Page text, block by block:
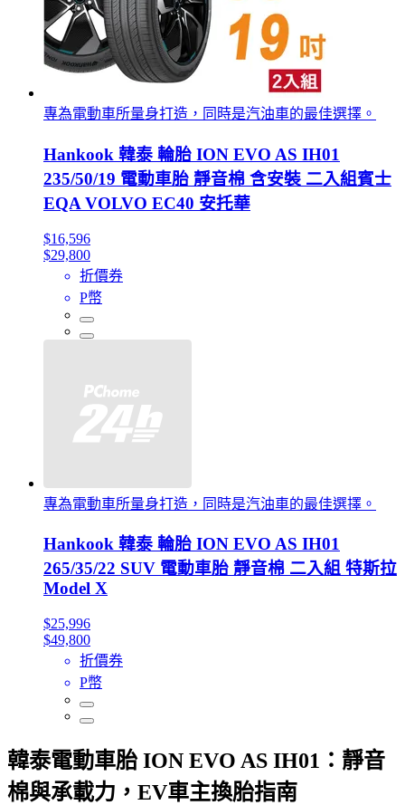
專為電動車所量身打造，同時是汽油車的最佳選擇。
Hankook 韓泰 輪胎 ION EVO AS IH01
235/50/19 電動車胎 靜音棉 含安裝 二入組賓士
EQA VOLVO EC40 安托華
$16,596
$29,800
折價券
P幣
專為電動車所量身打造，同時是汽油車的最佳選擇。
Hankook 韓泰 輪胎 ION EVO AS IH01
265/35/22 SUV 電動車胎 靜音棉 二入組 特斯拉
Model X
$25,996
$49,800
折價券
P幣
韓泰電動車胎 ION EVO AS IH01：靜音
棉與承載力，EV車主換胎指南